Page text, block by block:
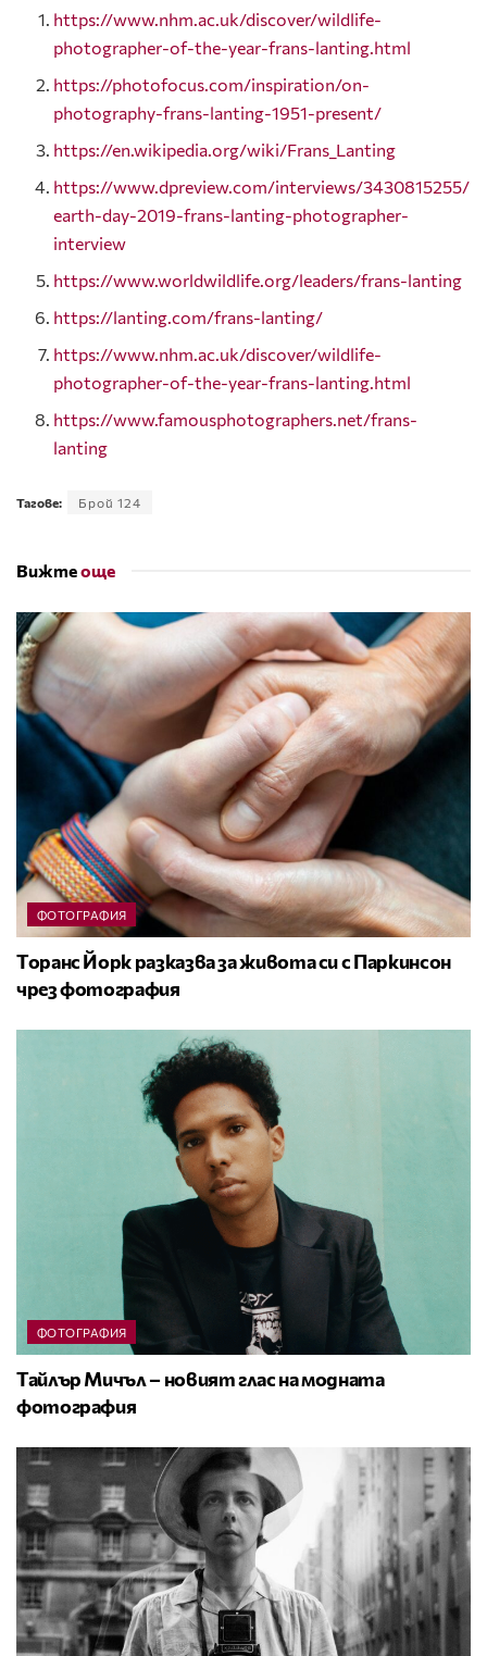
https://www.nhm.ac.uk/discover/wildlife-
photographer-of-the-year-frans-lanting.html
https://photofocus.com/inspiration/on-
photography-frans-lanting-1951-present/
https://en.wikipedia.org/wiki/Frans_Lanting
https://www.dpreview.com/interviews/3430815255/
earth-day-2019-frans-lanting-photographer-
interview
https://www.worldwildlife.org/leaders/frans-lanting
https://lanting.com/frans-lanting/
https://www.nhm.ac.uk/discover/wildlife-
photographer-of-the-year-frans-lanting.html
https://www.famousphotographers.net/frans-
lanting
Тагове: Брой 124
Вижтеоще
ФОТОГРАФИЯ
Торанс Йорк разказва за живота си с Паркинсон
чрез фотография
ФОТОГРАФИЯ
Тайлър Мичъл – новият глас на модната
фотография